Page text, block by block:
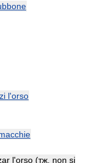
l'orso
l'orso (тж. non si